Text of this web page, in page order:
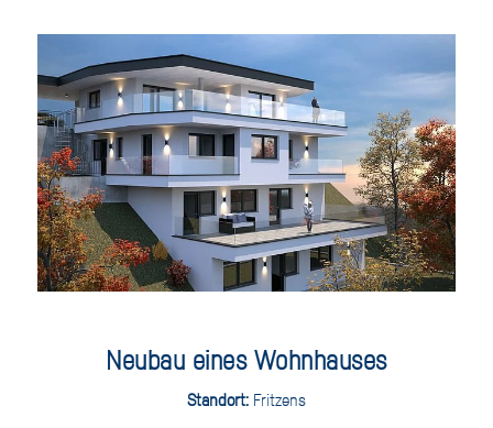
Neubau eines Wohnhauses
Standort: Fritzens